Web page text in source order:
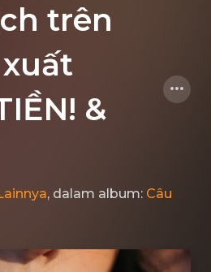
trên
&
, dalam album: Câu